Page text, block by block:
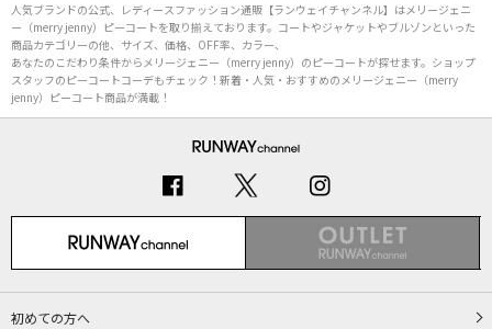
人気ブランドの公式、レディースファッション通販【ランウェイチャンネル】はメリージェニ
ー（merry jenny）ピーコートを取り揃えております。コートやジャケットやブルゾンといった
商品カテゴリーの他、サイズ、価格、OFF率、カラー、
あなたのこだわり条件からメリージェニー（merry jenny）のピーコートが探せます。ショップ
スタッフのピーコートコーデもチェック！新着・人気・おすすめのメリージェニー（merry
jenny）ピーコート商品が満載！
初めての方へ